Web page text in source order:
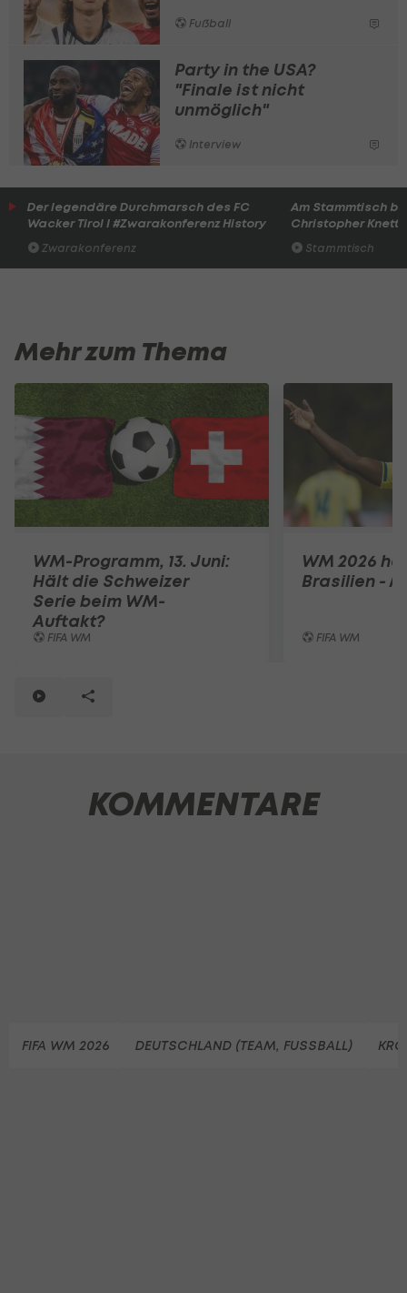
Fußball
Party in the USA?
"Finale ist nicht
unmöglich"
Interview
Der legendäre Durchmarsch des FC
Wacker Tirol I #Zwarakonferenz History
Zwarakonferenz
Am Stammtisch
Christopher Knett
Stammtisch
Mehr zum Thema
WM-Programm, 13. Juni:
Hält die Schweizer
Serie beim WM-
Auftakt?
FIFA WM
WM 2026
Brasilien -
FIFA WM
KOMMENTARE
FIFA WM 2026 DEUTSCHLAND (TEAM, FUSSBALL)